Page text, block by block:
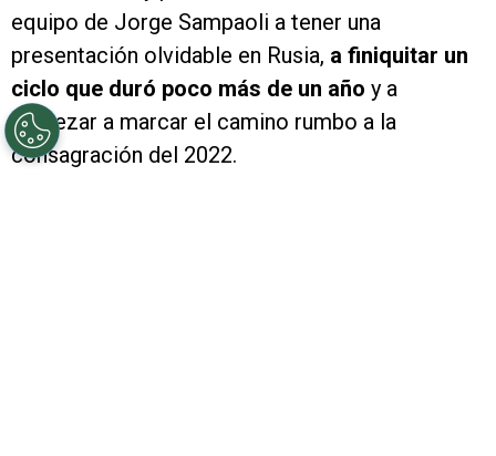
equipo de Jorge Sampaoli a tener una
presentación olvidable en Rusia, a finiquitar un
ciclo que duró poco más de un año y a
empezar a marcar el camino rumbo a la
consagración del 2022.